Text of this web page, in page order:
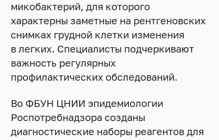
микобактерий, для которого
характерны заметные на рентгеновских
снимках грудной клетки изменения
в легких. Специалисты подчеркивают
важность регулярных
профилактических обследований.
Во ФБУН ЦНИИ эпидемиологии
Роспотребнадзора созданы
диагностические наборы реагентов для